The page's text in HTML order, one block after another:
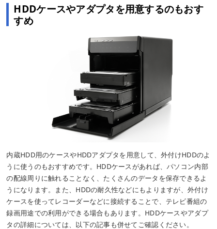
HDDケースやアダプタを用意するのもおす
すめ
内蔵HDD用のケースやHDDアダプタを用意して、外付けHDDのよ
うに使うのもおすすめです。HDDケースがあれば、パソコン内部
の配線周りに触れることなく、たくさんのデータを保存できるよ
うになります。また、HDDの耐久性などにもよりますが、外付け
ケースを使ってレコーダーなどに接続することで、テレビ番組の
録画用途での利用ができる場合もあります。HDDケースやアダプ
タの詳細については、以下の記事も併せてご確認ください。